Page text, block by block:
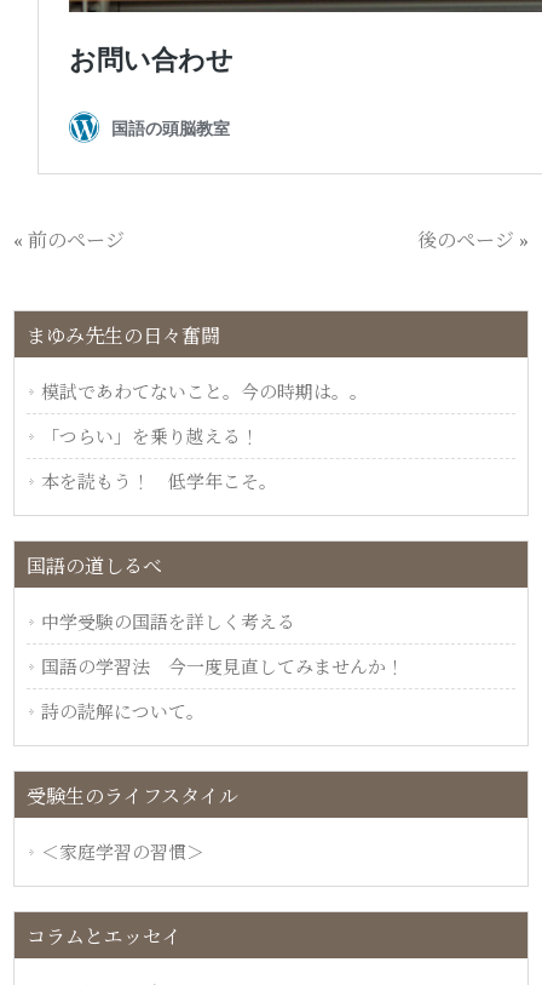
« 前のページ 後のページ »
まゆみ先生の日々奮闘
模試であわてないこと。今の時期は。。
「つらい」を乗り越える！
本を読もう！ 低学年こそ。
国語の道しるべ
中学受験の国語を詳しく考える
国語の学習法 今一度見直してみませんか！
詩の読解について。
受験生のライフスタイル
＜家庭学習の習慣＞
コラムとエッセイ